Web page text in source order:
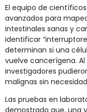
El equipo de
avanzados para
intestinales sanas y
identificar
determinan si una
vuelve cancerígena.
investigadores
malignas sin
Las pruebas en